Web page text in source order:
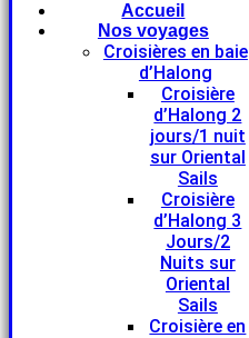
Accueil
Nos voyages
Croisières en baie
d’Halong
Croisière
d’Halong 2
jours/1 nuit
sur Oriental
Sails
Croisière
d’Halong 3
Jours/2
Nuits sur
Oriental
Sails
Croisière en